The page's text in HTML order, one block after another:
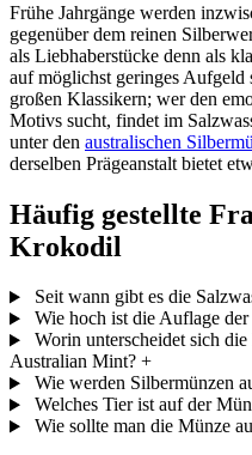
Frühe Jahrgänge werden
gegenüber dem reinen
als Liebhaberstücke denn als
auf möglichst geringes Aufgeld
großen Klassikern; wer den
Motivs sucht, findet im
unter den australischen
derselben Prägeanstalt bietet
Häufig gestellte
Krokodil
Seit wann gibt es die
Wie hoch ist die Auflage
Worin unterscheidet sich
Australian Mint? +
Wie werden Silbermünzen
Welches Tier ist auf der
Wie sollte man die Münze